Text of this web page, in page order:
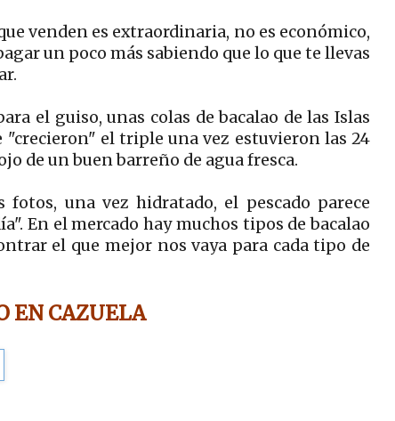
venden es extraordinaria, no es económico,
un poco más sabiendo que lo que te llevas
el guiso, unas colas de bacalao de las Islas
"crecieron" el triple una vez estuvieron las 24
de un buen barreño de agua fresca.
fotos, una vez hidratado, el pescado parece
En el mercado hay muchos tipos de bacalao
el que mejor nos vaya para cada tipo de
EN CAZUELA